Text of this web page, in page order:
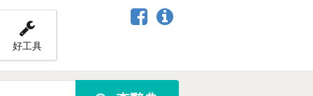
好工具